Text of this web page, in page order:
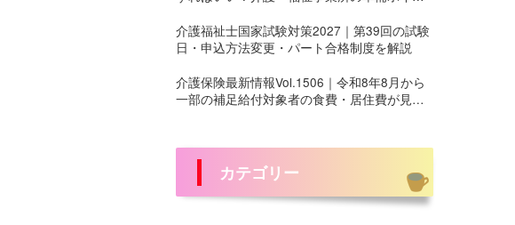
介護福祉士国家試験対策2027｜第39回の試験
日・申込方法変更・パート合格制度を解説
介護保険最新情報Vol.1506｜令和8年8月から
一部の補足給付対象者の食費・居住費が見直
カテゴリー